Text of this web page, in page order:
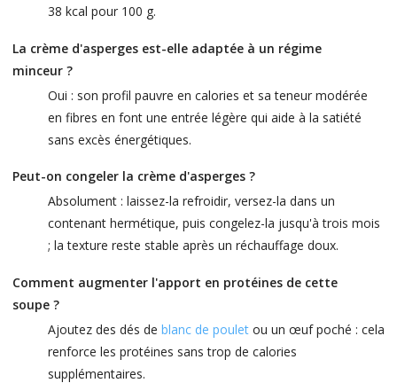
38 kcal pour 100 g.
La crème d'asperges est-elle adaptée à un régime
minceur ?
Oui : son profil pauvre en calories et sa teneur modérée
en fibres en font une entrée légère qui aide à la satiété
sans excès énergétiques.
Peut-on congeler la crème d'asperges ?
Absolument : laissez-la refroidir, versez-la dans un
contenant hermétique, puis congelez-la jusqu'à trois mois
; la texture reste stable après un réchauffage doux.
Comment augmenter l'apport en protéines de cette
soupe ?
Ajoutez des dés de blanc de poulet ou un œuf poché : cela
renforce les protéines sans trop de calories
supplémentaires.